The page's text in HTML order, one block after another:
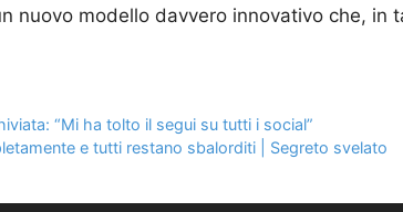
nuovo modello davvero innovativo che, in
“Mi ha tolto il segui su tutti i social”
e tutti restano sbalorditi | Segreto svelato